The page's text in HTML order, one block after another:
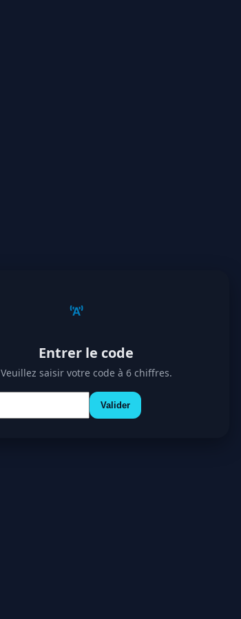
Entrer le code
Veuillez saisir votre code à 6 chiffres.
Valider